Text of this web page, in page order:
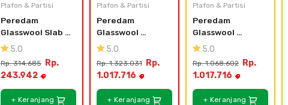
Plafon & Partisi
Peredam
Glasswool Slab
Density 48
25mm
5.0
Rp. 314.685
Rp.
243.942
+ Keranjang
Plafon & Partisi
Peredam
Glasswool
Blanket Density
X 1.2 X 15 Meter
5.0
Rp. 1.323.031
Rp.
1.017.716
+ Keranjang
Plafon & Partisi
Peredam
Glasswool
Blanket Density
X 1.2 X 30 Meter
5.0
Rp. 1.068.602
Rp.
1.017.716
+ Keranjang